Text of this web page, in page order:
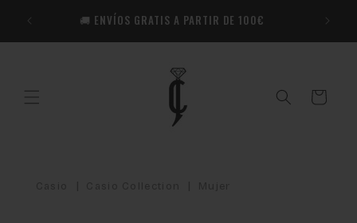
directamente🚚 ENVÍOS GRATIS A PARTIR DE 100€
Carrito